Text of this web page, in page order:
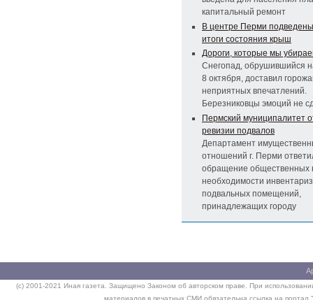
капитальный ремонт
В центре Перми
итоги состояния крыш
Дороги, которые мы
Снегопад, обрушившийся
8 октября, доставил
неприятных впечатлений.
Березниковцы эмоций не
Пермский муниципалитет
ревизии подвалов
Департамент
отношений г. Перми
обращение общественных
необходимости
подвальных помещений,
принадлежащих городу
(c) 2001-2021 Иная газета. Защищено Законом об авторском праве. При
материалов в печатных СМИ обязательна ссылка на